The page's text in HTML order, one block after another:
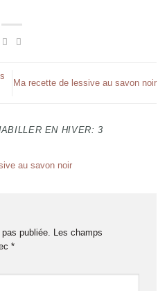
Ma recette de lessive au savon noir
EN HIVER: 3
au savon noir
publiée. Les champs
*